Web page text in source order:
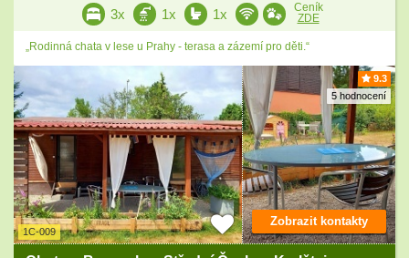
3x 1x 1x
Ceník
ZDE
„Rodinná chata v lese u Prahy - terasa a zázemí pro děti.“
9.3
5 hodnocení
1C-009
Zobrazit kontakty